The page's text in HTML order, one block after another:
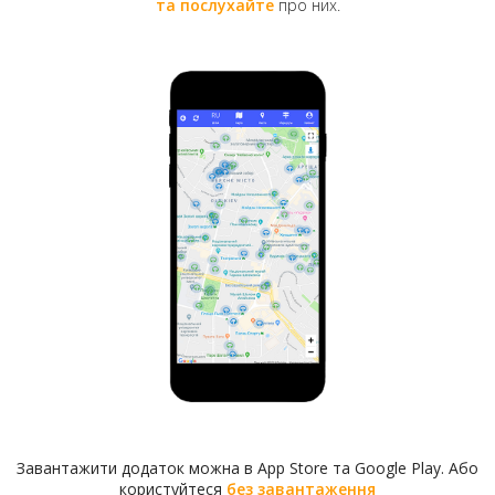
тренувальний вогонь зі зброї різних калібрів.
Залишки стрілецького тиру на площі. Початок
В 1897 році після переформування фортеці у цілу
приміщеннями для зберігання військових припасів і
та послухайтепро них.
Завантажити додаток можна в App Store та Google Play. Або
користуйтеся без завантаження